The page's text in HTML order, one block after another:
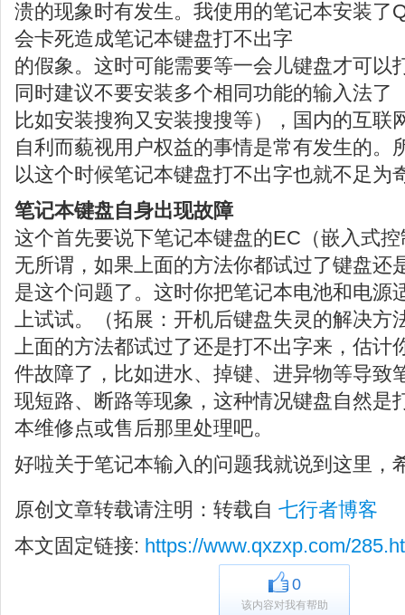
溃的现象时有发生。我使用的笔记本安装了
会卡死造成笔记本键盘打不出字
的假象。这时可能需要等一会儿键盘才可以
同时建议不要安装多个相同功能的输入法了
比如安装搜狗又安装搜搜等），国内的互联
自利而藐视用户权益的事情是常有发生的。
以这个时候笔记本键盘打不出字也就不足为
笔记本键盘自身出现故障
这个首先要说下笔记本键盘的EC（嵌入式
无所谓，如果上面的方法你都试过了键盘还
是这个问题了。这时你把笔记本电池和电源
上试试。（拓展：开机后键盘失灵的解决方
上面的方法都试过了还是打不出字来，估计
件故障了，比如进水、掉键、进异物等导致
现短路、断路等现象，这种情况键盘自然是
本维修点或售后那里处理吧。
好啦关于笔记本输入的问题我就说到这里，
原创文章转载请注明：转载自 七行者博客
本文固定链接: https://www.qxzxp.com/
0
该内容对我有帮助